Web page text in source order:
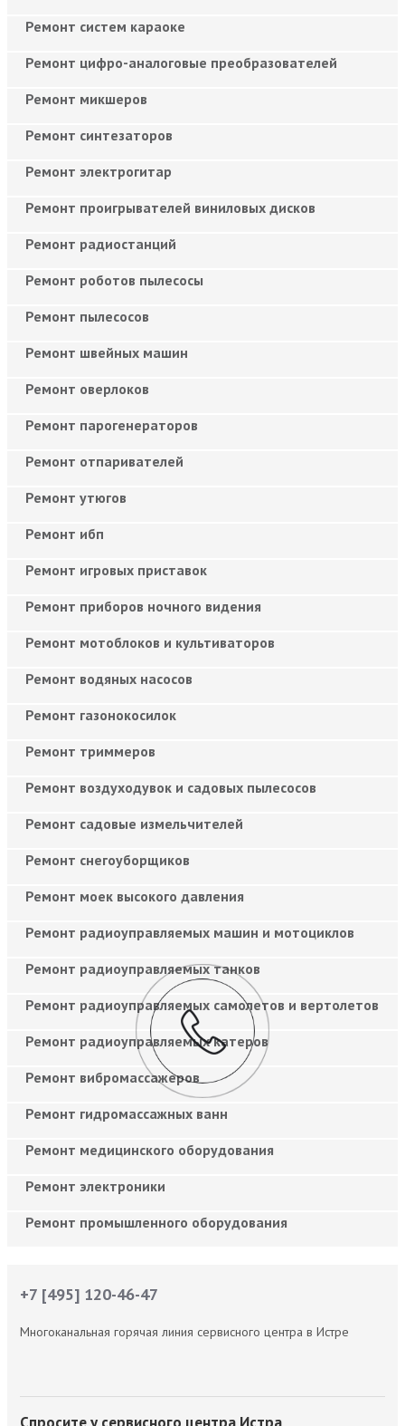
Ремонт систем караоке
Ремонт цифро-аналоговые преобразователей
Ремонт микшеров
Ремонт синтезаторов
Ремонт электрогитар
Ремонт проигрывателей виниловых дисков
Ремонт радиостанций
Ремонт роботов пылесосы
Ремонт пылесосов
Ремонт швейных машин
Ремонт оверлоков
Ремонт парогенераторов
Ремонт отпаривателей
Ремонт утюгов
Ремонт ибп
Ремонт игровых приставок
Ремонт приборов ночного видения
Ремонт мотоблоков и культиваторов
Ремонт водяных насосов
Ремонт газонокосилок
Ремонт триммеров
Ремонт воздуходувок и садовых пылесосов
Ремонт садовые измельчителей
Ремонт снегоуборщиков
Ремонт моек высокого давления
Ремонт радиоуправляемых машин и мотоциклов
Ремонт радиоуправляемых танков
Ремонт радиоуправляемых самолетов и вертолетов
Ремонт радиоуправляемых катеров
Ремонт вибромассажеров
Ремонт гидромассажных ванн
Ремонт медицинского оборудования
Ремонт электроники
Ремонт промышленного оборудования
+7 [495] 120-46-47
Многоканальная горячая линия сервисного центра в Истре